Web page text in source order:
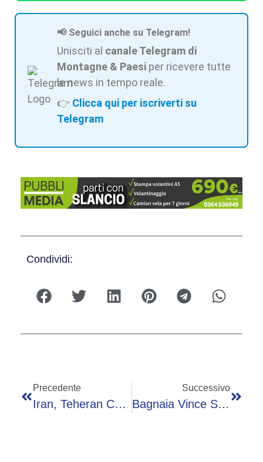
📢 Seguici anche su Telegram!
Unisciti al canale Telegram di
Montagne & Paesi per ricevere tutte
le news in tempo reale.
👉 Clicca qui per iscriverti su
Telegram
Condividi:
Precedente
Iran, Teheran Chiude Hormuz: “Violato L’accordo Sul Libano”
Successivo
Bagnaia Vince Sprint MotoGp In Repubblica Ceca, Cade Bezzecchi: Ordine Di Arrivo E Classifica Piloti Aggiornata